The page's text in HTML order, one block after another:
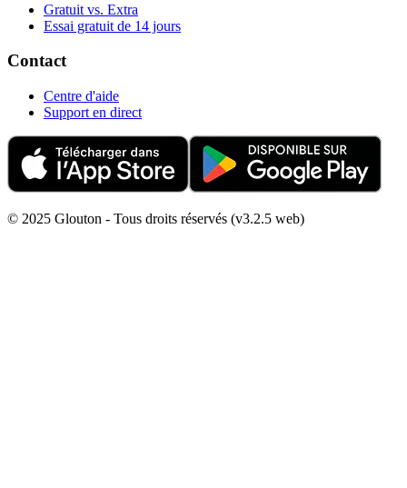
Gratuit vs. Extra
Essai gratuit de 14 jours
Contact
Centre d'aide
Support en direct
© 2025 Glouton - Tous droits réservés (v3.2.5 web)